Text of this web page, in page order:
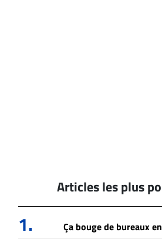
Articles les plus
1. Ça bouge de bureaux